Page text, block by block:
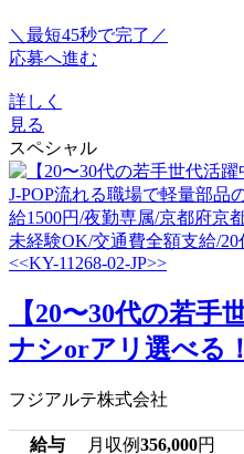
＼最短45秒で完了／
応募へ進む
詳しく
見る
スペシャル
【20〜30代の若手
ナシorアリ選べる
フジアルテ株式会社
給与 月収例356,000円